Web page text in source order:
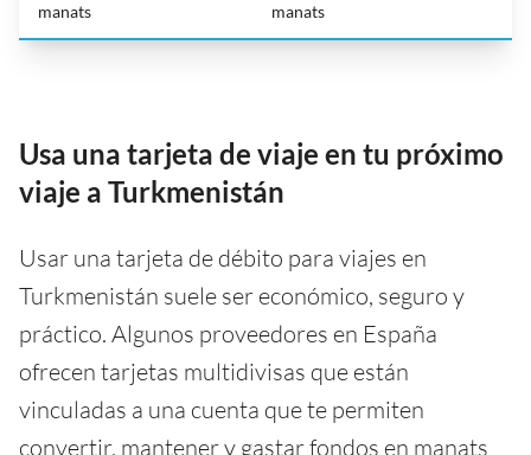
manats
manats
Usa una tarjeta de viaje en tu próximo
viaje a Turkmenistán
Usar una tarjeta de débito para viajes en
Turkmenistán suele ser económico, seguro y
práctico. Algunos proveedores en España
ofrecen tarjetas multidivisas que están
vinculadas a una cuenta que te permiten
convertir, mantener y gastar fondos en manats